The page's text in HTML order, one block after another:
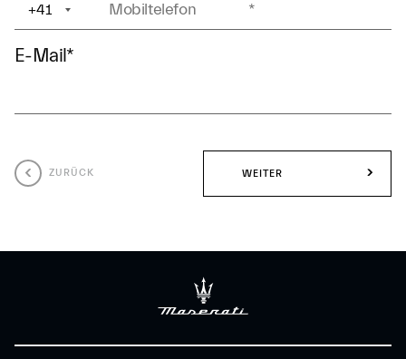
+41
E-Mail*
ZURÜCK WEITER